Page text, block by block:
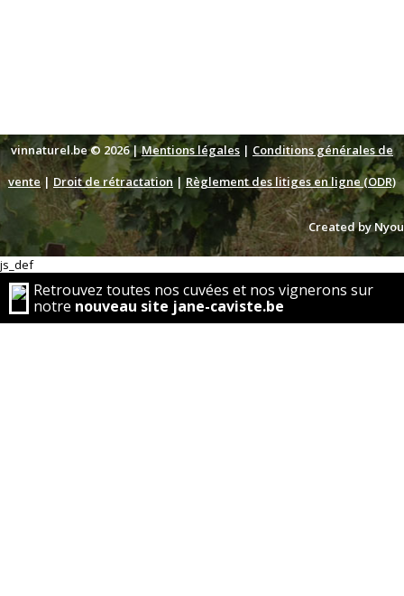
vinnaturel.be © 2026 |Mentions légales | Conditions générales de
vente| Droit de rétractation| Règlement des litiges en ligne (ODR)
Created by Nyou
js_def
Retrouvez toutes nos cuvées et nos vignerons sur
notre nouveau site jane-caviste.be